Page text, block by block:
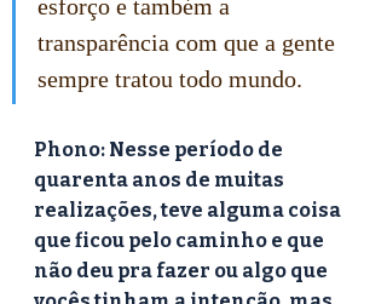
esforço e também a
transparência com que a gente
sempre tratou todo mundo.
Phono: Nesse período de
quarenta anos de muitas
realizações, teve alguma coisa
que ficou pelo caminho e que
não deu pra fazer ou algo que